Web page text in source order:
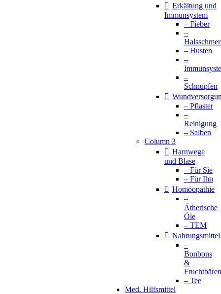
Erkältung und
Immunsystem
– Fieber
–
– Husten
–
–
Schnupfen
– Pflaster
–
Reinigung
– Salben
Column 3
Harnwege
und Blase
– Für Sie
– Für Ihn
Homöopathie
–
Ätherische
Öle
– TEM
Nahrungsmittel
–
Bonbons
&
Fruchtbären
– Tee
Med. Hilfsmittel